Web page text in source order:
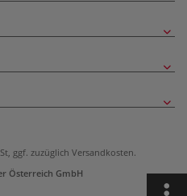
ggf. zuzüglich Versandkosten.
Österreich GmbH